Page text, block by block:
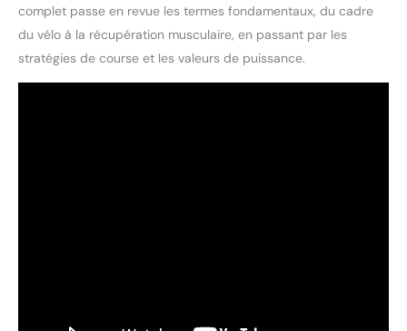
complet passe en revue les termes fondamentaux, du cadre
du vélo à la récupération musculaire, en passant par les
stratégies de course et les valeurs de puissance.